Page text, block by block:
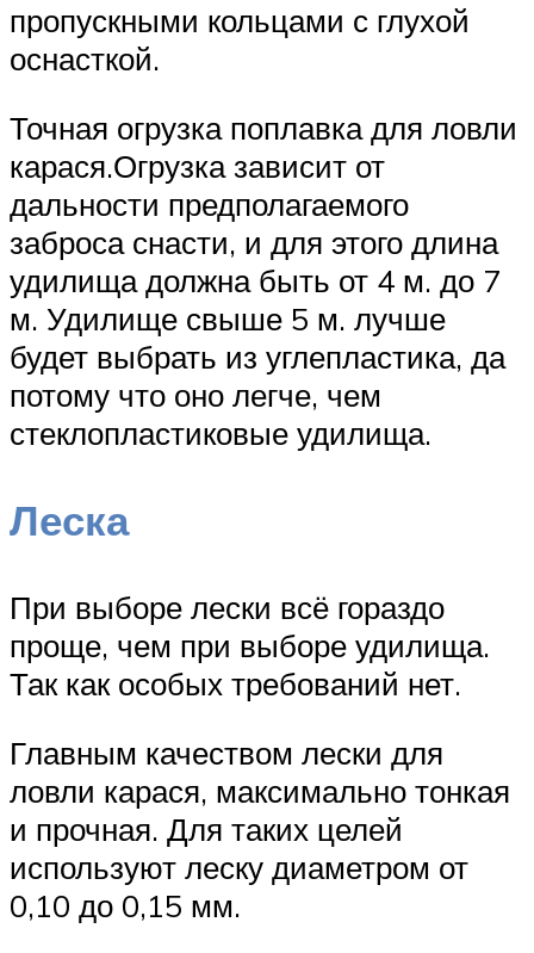
пропускными кольцами с глухой
оснасткой.
Точная огрузка поплавка для ловли
карася.Огрузка зависит от
дальности предполагаемого
заброса снасти, и для этого длина
удилища должна быть от 4 м. до 7
м. Удилище свыше 5 м. лучше
будет выбрать из углепластика, да
потому что оно легче, чем
стеклопластиковые удилища.
Леска
При выборе лески всё гораздо
проще, чем при выборе удилища.
Так как особых требований нет.
Главным качеством лески для
ловли карася, максимально тонкая
и прочная. Для таких целей
используют леску диаметром от
0,10 до 0,15 мм.